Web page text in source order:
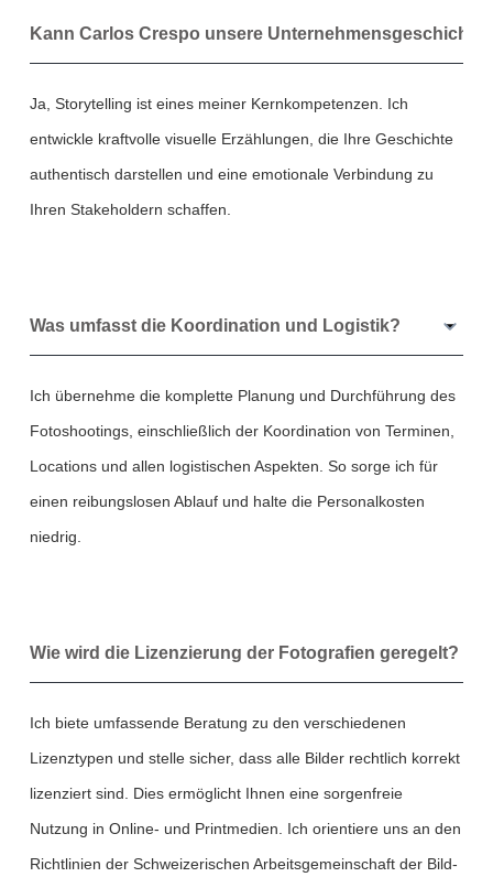
Kann Carlos Crespo unsere
Ja, Storytelling ist eines meiner Kernkompetenzen. Ich
entwickle kraftvolle visuelle Erzählungen, die Ihre Geschichte
authentisch darstellen und eine emotionale Verbindung zu
Ihren Stakeholdern schaffen.
Was umfasst die Koordination und Logistik?
Ich übernehme die komplette Planung und Durchführung des
Fotoshootings, einschließlich der Koordination von Terminen,
Locations und allen logistischen Aspekten. So sorge ich für
einen reibungslosen Ablauf und halte die Personalkosten
niedrig.
Wie wird die Lizenzierung der Fotografien geregelt?
Ich biete umfassende Beratung zu den verschiedenen
Lizenztypen und stelle sicher, dass alle Bilder rechtlich korrekt
lizenziert sind. Dies ermöglicht Ihnen eine sorgenfreie
Nutzung in Online- und Printmedien. Ich orientiere uns an den
Richtlinien der Schweizerischen Arbeitsgemeinschaft der Bild-